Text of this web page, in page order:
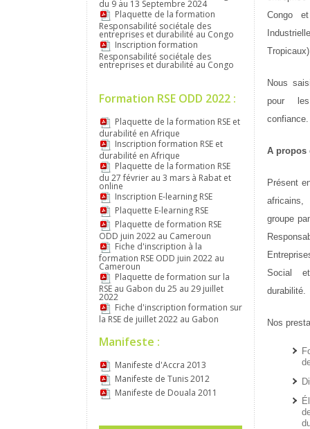
du 9 au 13 Septembre 2024
Plaquette de la formation
Responsabilité sociétale des
entreprises et durabilité au Congo
Inscription formation
Responsabilité sociétale des
entreprises et durabilité au Congo
Formation RSE ODD 2022 :
Plaquette de la formation RSE et
durabilité en Afrique
Inscription formation RSE et
durabilité en Afrique
Plaquette de la formation RSE
du 27 février au 3 mars à Rabat et
online
Inscription E-learning RSE
Plaquette E-learning RSE
Plaquette de formation RSE
ODD juin 2022 au Cameroun
Fiche d'inscription à la
formation RSE ODD juin 2022 au
Cameroun
Plaquette de formation sur la
RSE au Gabon du 25 au 29 juillet
2022
Fiche d'inscription formation sur
la RSE de juillet 2022 au Gabon
Manifeste :
Manifeste d'Accra 2013
Manifeste de Tunis 2012
Manifeste de Douala 2011
Congo
Nous
pour
A propos
Présent
groupe
Social
durabilité.
Nos